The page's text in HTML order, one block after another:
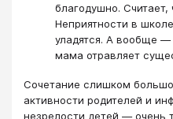
благодушно. Считает,
Неприятности в
уладятся. А вообще —
мама отравляет
Сочетание слишком
активности родителей и
незрелости детей — очень